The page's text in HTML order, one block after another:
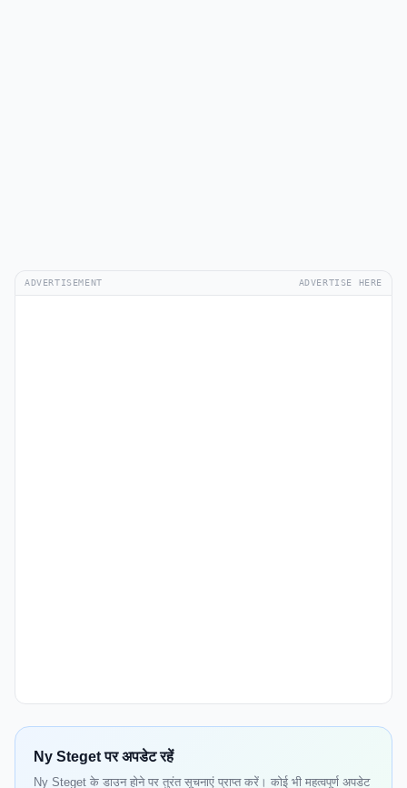
ADVERTISEMENT ADVERTISE HERE
Ny Steget पर अपडेट रहें
Ny Steget के डाउन होने पर तुरंत सूचनाएं प्राप्त करें। कोई भी महत्वपूर्ण अपडेट